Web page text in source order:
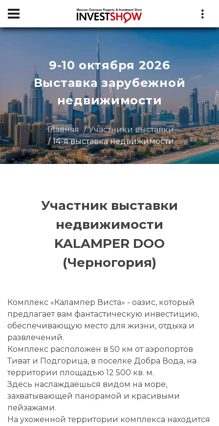
9-10 октября 2026
Выставка зарубежной
недвижимости
Главная
Участники выставки
14-я выставка недвижимости
Участник выставки
недвижимости
KALAMPER DOO
(Черногория)
Комплекс «Калампер Виста» - оазис, который
предлагает вам фантастическую инвестицию,
обеспечивающую место для жизни, отдыха и
развлечений.
Комплекс расположен в 50 км от аэропортов
Тиват и Подгорица, в поселке Добра Вода, на
территории площадью 12 500 кв. м.
Здесь наслаждаешься видом на море,
захватывающей панорамой и красивыми
пейзажами.
На ухоженной территории комплекса находится